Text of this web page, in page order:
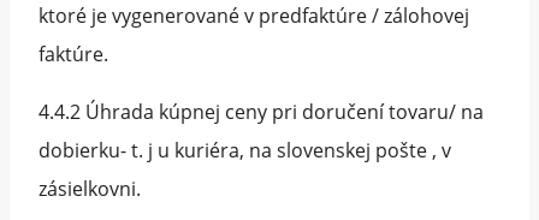
ktoré je vygenerované v predfaktúre / zálohovej
faktúre.
4.4.2 Úhrada kúpnej ceny pri doručení tovaru/ na
dobierku- t. j u kuriéra, na slovenskej pošte , v
zásielkovni.